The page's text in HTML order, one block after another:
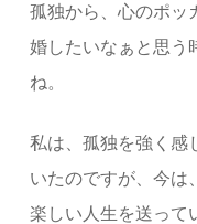
孤独から、心のポッ
婚したいなぁと思う
ね。
私は、孤独を強く感
いたのですが、今は
楽しい人生を送って